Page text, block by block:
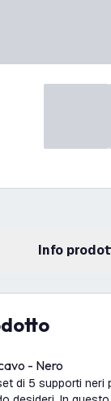
info
- Nero
di 5 supporti neri